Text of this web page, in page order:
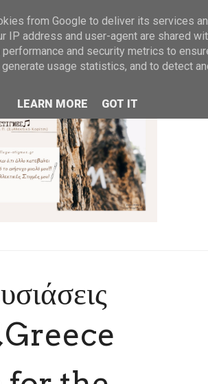
from Google to deliver its services
IP address and user-agent are shared
and security metrics to
usage statistics, and to detect
LEARN MORE
GOT IT